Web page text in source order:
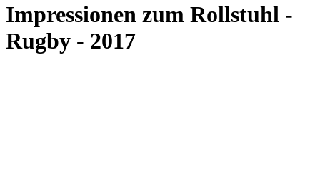
Impressionen zum Rollstuhl -
Rugby - 2017